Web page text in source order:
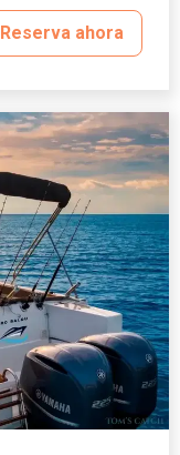
Reserva ahora